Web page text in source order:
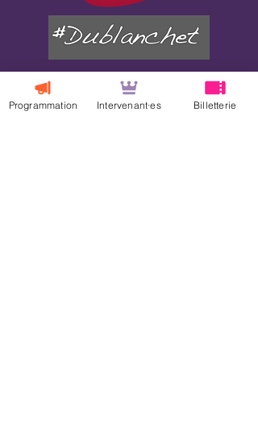
Programmation Intervenant·es Billetterie